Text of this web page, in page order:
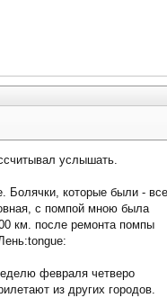
услышать.
Болячки, которые были - все
с помпой мною была
км. после ремонта помпы
февраля четверо
из других городов.